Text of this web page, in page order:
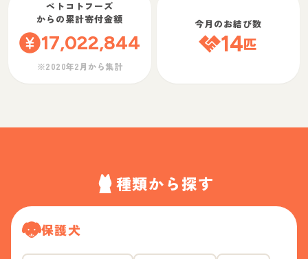
ペトコトフーズ
からの累計寄付金額
17,022,844
※2020年2月から集計
今月のお結び数
14匹
種類から探す
保護犬